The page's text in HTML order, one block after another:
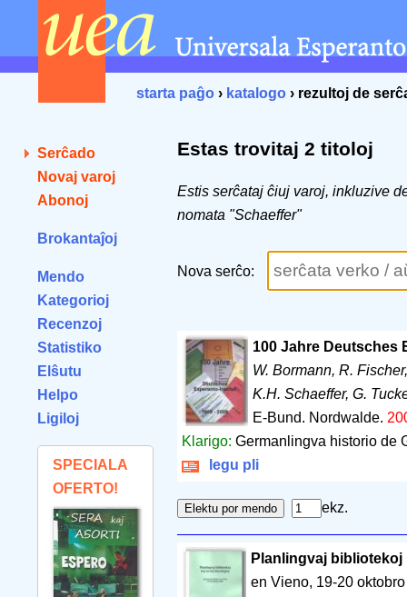
starta paĝo › katalogo › rezultoj de
Serĉado
Novaj varoj
Abonoj
Brokantaĵoj
Mendo
Kategorioj
Recenzoj
Statistiko
Elŝutu
Helpo
Ligiloj
SPECIALA
OFERTO!
Estas trovitaj 2 titoloj
Estis serĉataj ĉiuj varoj, inkluzive
nomata "Schaeffer"
Nova serĉo:
100 Jahre Deutsches
W. Bormann, R.
K.H. Schaeffer, G.
E-Bund. Nordwalde.
Klarigo: Germanlingva historio de
legu pli
ekz.
Planlingvaj
en Vieno, 19-20